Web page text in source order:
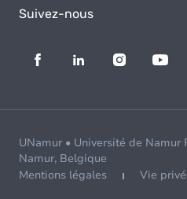
Suivez-nous
UNamur • Université de Namur
Namur, Belgique
Mentions légales
Vie